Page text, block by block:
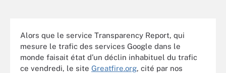
Alors que le service Transparency Report, qui
mesure le trafic des services Google dans le
monde faisait état d’un déclin inhabituel du trafic
ce vendredi, le site Greatfire.org, cité par nos